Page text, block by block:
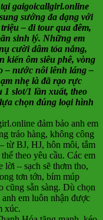
tại gaigoicallgirl.online
sướng đa dạng với
– đi tour qua đêm,
sinh lý. Những em
cười dâm tỏa nắng,
kiến ôm siêu phê, vòng
– nước nôi lênh láng –
nhẹ là đã rạo rực
1 slot/1 lần xuất, theo
chọn đúng loại hình
đảm bảo anh em
tráo hàng, không công
từ BJ, HJ, hôn môi, tắm
theo yêu cầu. Các em
lời – sạch sẽ thơm tho,
tơn tớn, bím múp
cũng sẵn sàng. Dù chọn
em luôn nhận được
xúc.